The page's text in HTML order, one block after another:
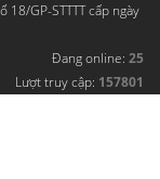
GP-STTTT cấp ngày
Đang online: 25
Lượt truy cập: 157801